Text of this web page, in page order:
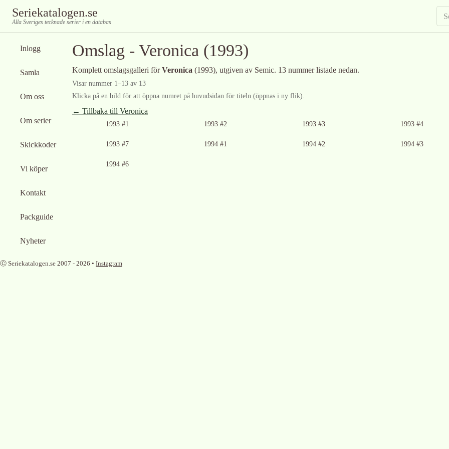
Seriekatalogen.se
Alla Sveriges tecknade serier i en databas
Inlogg
Samla
Om oss
Om serier
Skickkoder
Vi köper
Kontakt
Packguide
Nyheter
Omslag - Veronica (1993)
Komplett omslagsgalleri förVeronica (1993), utgiven av Semic. 13 nummer listade nedan.
Visar nummer 1–13 av 13
Klicka på en bild för att öppna numret på huvudsidan för titeln (öppnas i ny flik).
← Tillbaka till Veronica
1993 #1 1993 #2 Ingen bild tillgänglig
1993 #3 1993 #4
1993 #7 Ingen bild tillgänglig
1994 #1 1994 #2 Ingen bild tillgänglig
1994 #3
Ingen bild tillgänglig
1994 #6
Ⓒ Seriekatalogen.se 2007 - 2026 • Instagram